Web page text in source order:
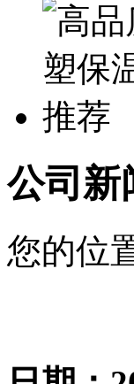
公司新
您的位